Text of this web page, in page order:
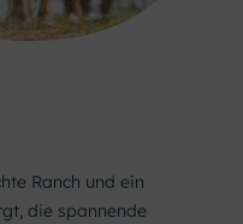
Ranch und ein
die spannende